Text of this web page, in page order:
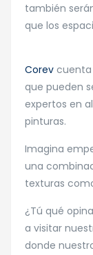
también
que los
Corev
que pueden
expertos en
pinturas.
Imagina
una
texturas
¿Tú qué
a visitar
donde